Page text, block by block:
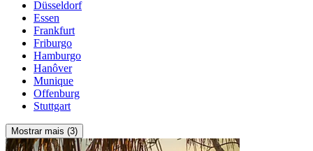
Düsseldorf
Essen
Frankfurt
Friburgo
Hamburgo
Hanôver
Munique
Offenburg
Stuttgart
Mostrar mais (3)